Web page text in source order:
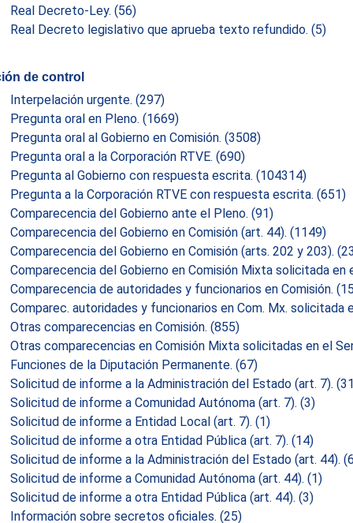
Real Decreto-Ley. (56)
Real Decreto legislativo que aprueba texto refundido. (5)
de control
Interpelación urgente. (297)
Pregunta oral en Pleno. (1669)
Pregunta oral al Gobierno en Comisión. (3508)
Pregunta oral a la Corporación RTVE. (690)
Pregunta al Gobierno con respuesta escrita. (104314)
Pregunta a la Corporación RTVE con respuesta escrita. (651)
Comparecencia del Gobierno ante el Pleno. (91)
Comparecencia del Gobierno en Comisión (art. 44). (1149)
Comparecencia del Gobierno en Comisión (arts. 202 y 203).
Comparecencia del Gobierno en Comisión Mixta solicitada en
Comparecencia de autoridades y funcionarios en Comisión.
Comparec. autoridades y funcionarios en Com. Mx. solicitada
Otras comparecencias en Comisión. (855)
Otras comparecencias en Comisión Mixta solicitadas en el
Funciones de la Diputación Permanente. (67)
Solicitud de informe a la Administración del Estado (art. 7).
Solicitud de informe a Comunidad Autónoma (art. 7). (3)
Solicitud de informe a Entidad Local (art. 7). (1)
Solicitud de informe a otra Entidad Pública (art. 7). (14)
Solicitud de informe a la Administración del Estado (art. 44).
Solicitud de informe a Comunidad Autónoma (art. 44). (1)
Solicitud de informe a otra Entidad Pública (art. 44). (3)
Información sobre secretos oficiales. (25)